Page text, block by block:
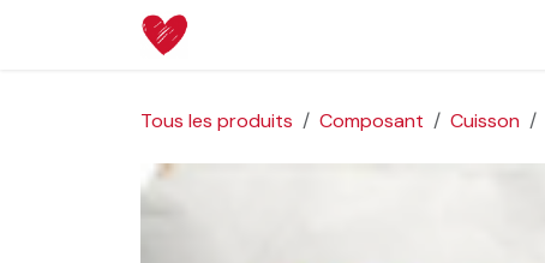
Se rendre au contenu
Tous les produits Composant Cuisson